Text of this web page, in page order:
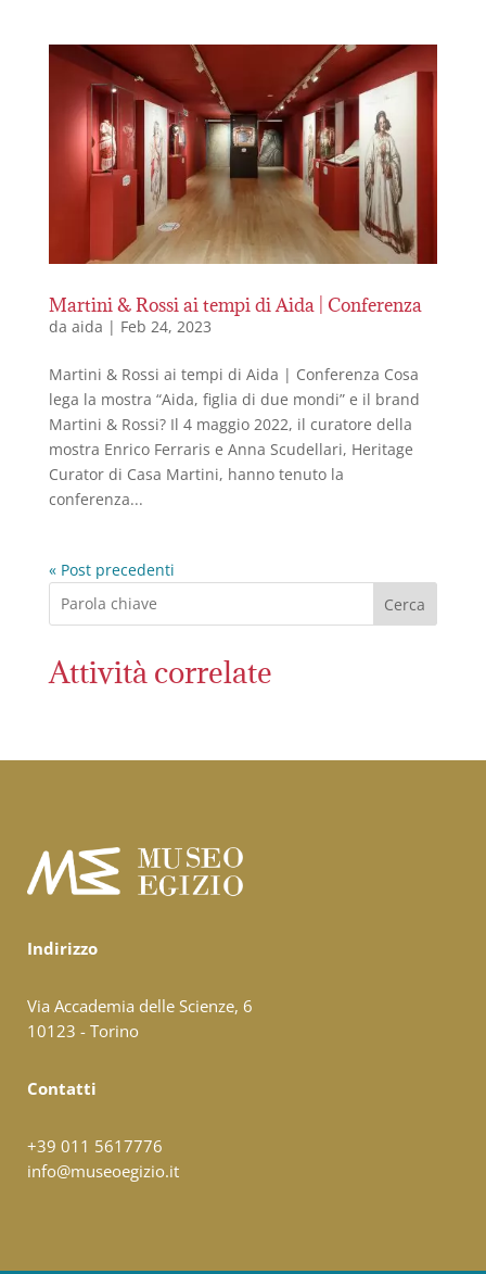
Martini & Rossi ai tempi di Aida | Conferenza
da aida | Feb 24, 2023
Martini & Rossi ai tempi di Aida | Conferenza Cosa
lega la mostra “Aida, figlia di due mondi” e il brand
Martini & Rossi? Il 4 maggio 2022, il curatore della
mostra Enrico Ferraris e Anna Scudellari, Heritage
Curator di Casa Martini, hanno tenuto la
conferenza...
« Post precedenti
Cerca
Attività correlate
Indirizzo
Via Accademia delle Scienze, 6
10123 - Torino
Contatti
+39 011 5617776
info@museoegizio.it